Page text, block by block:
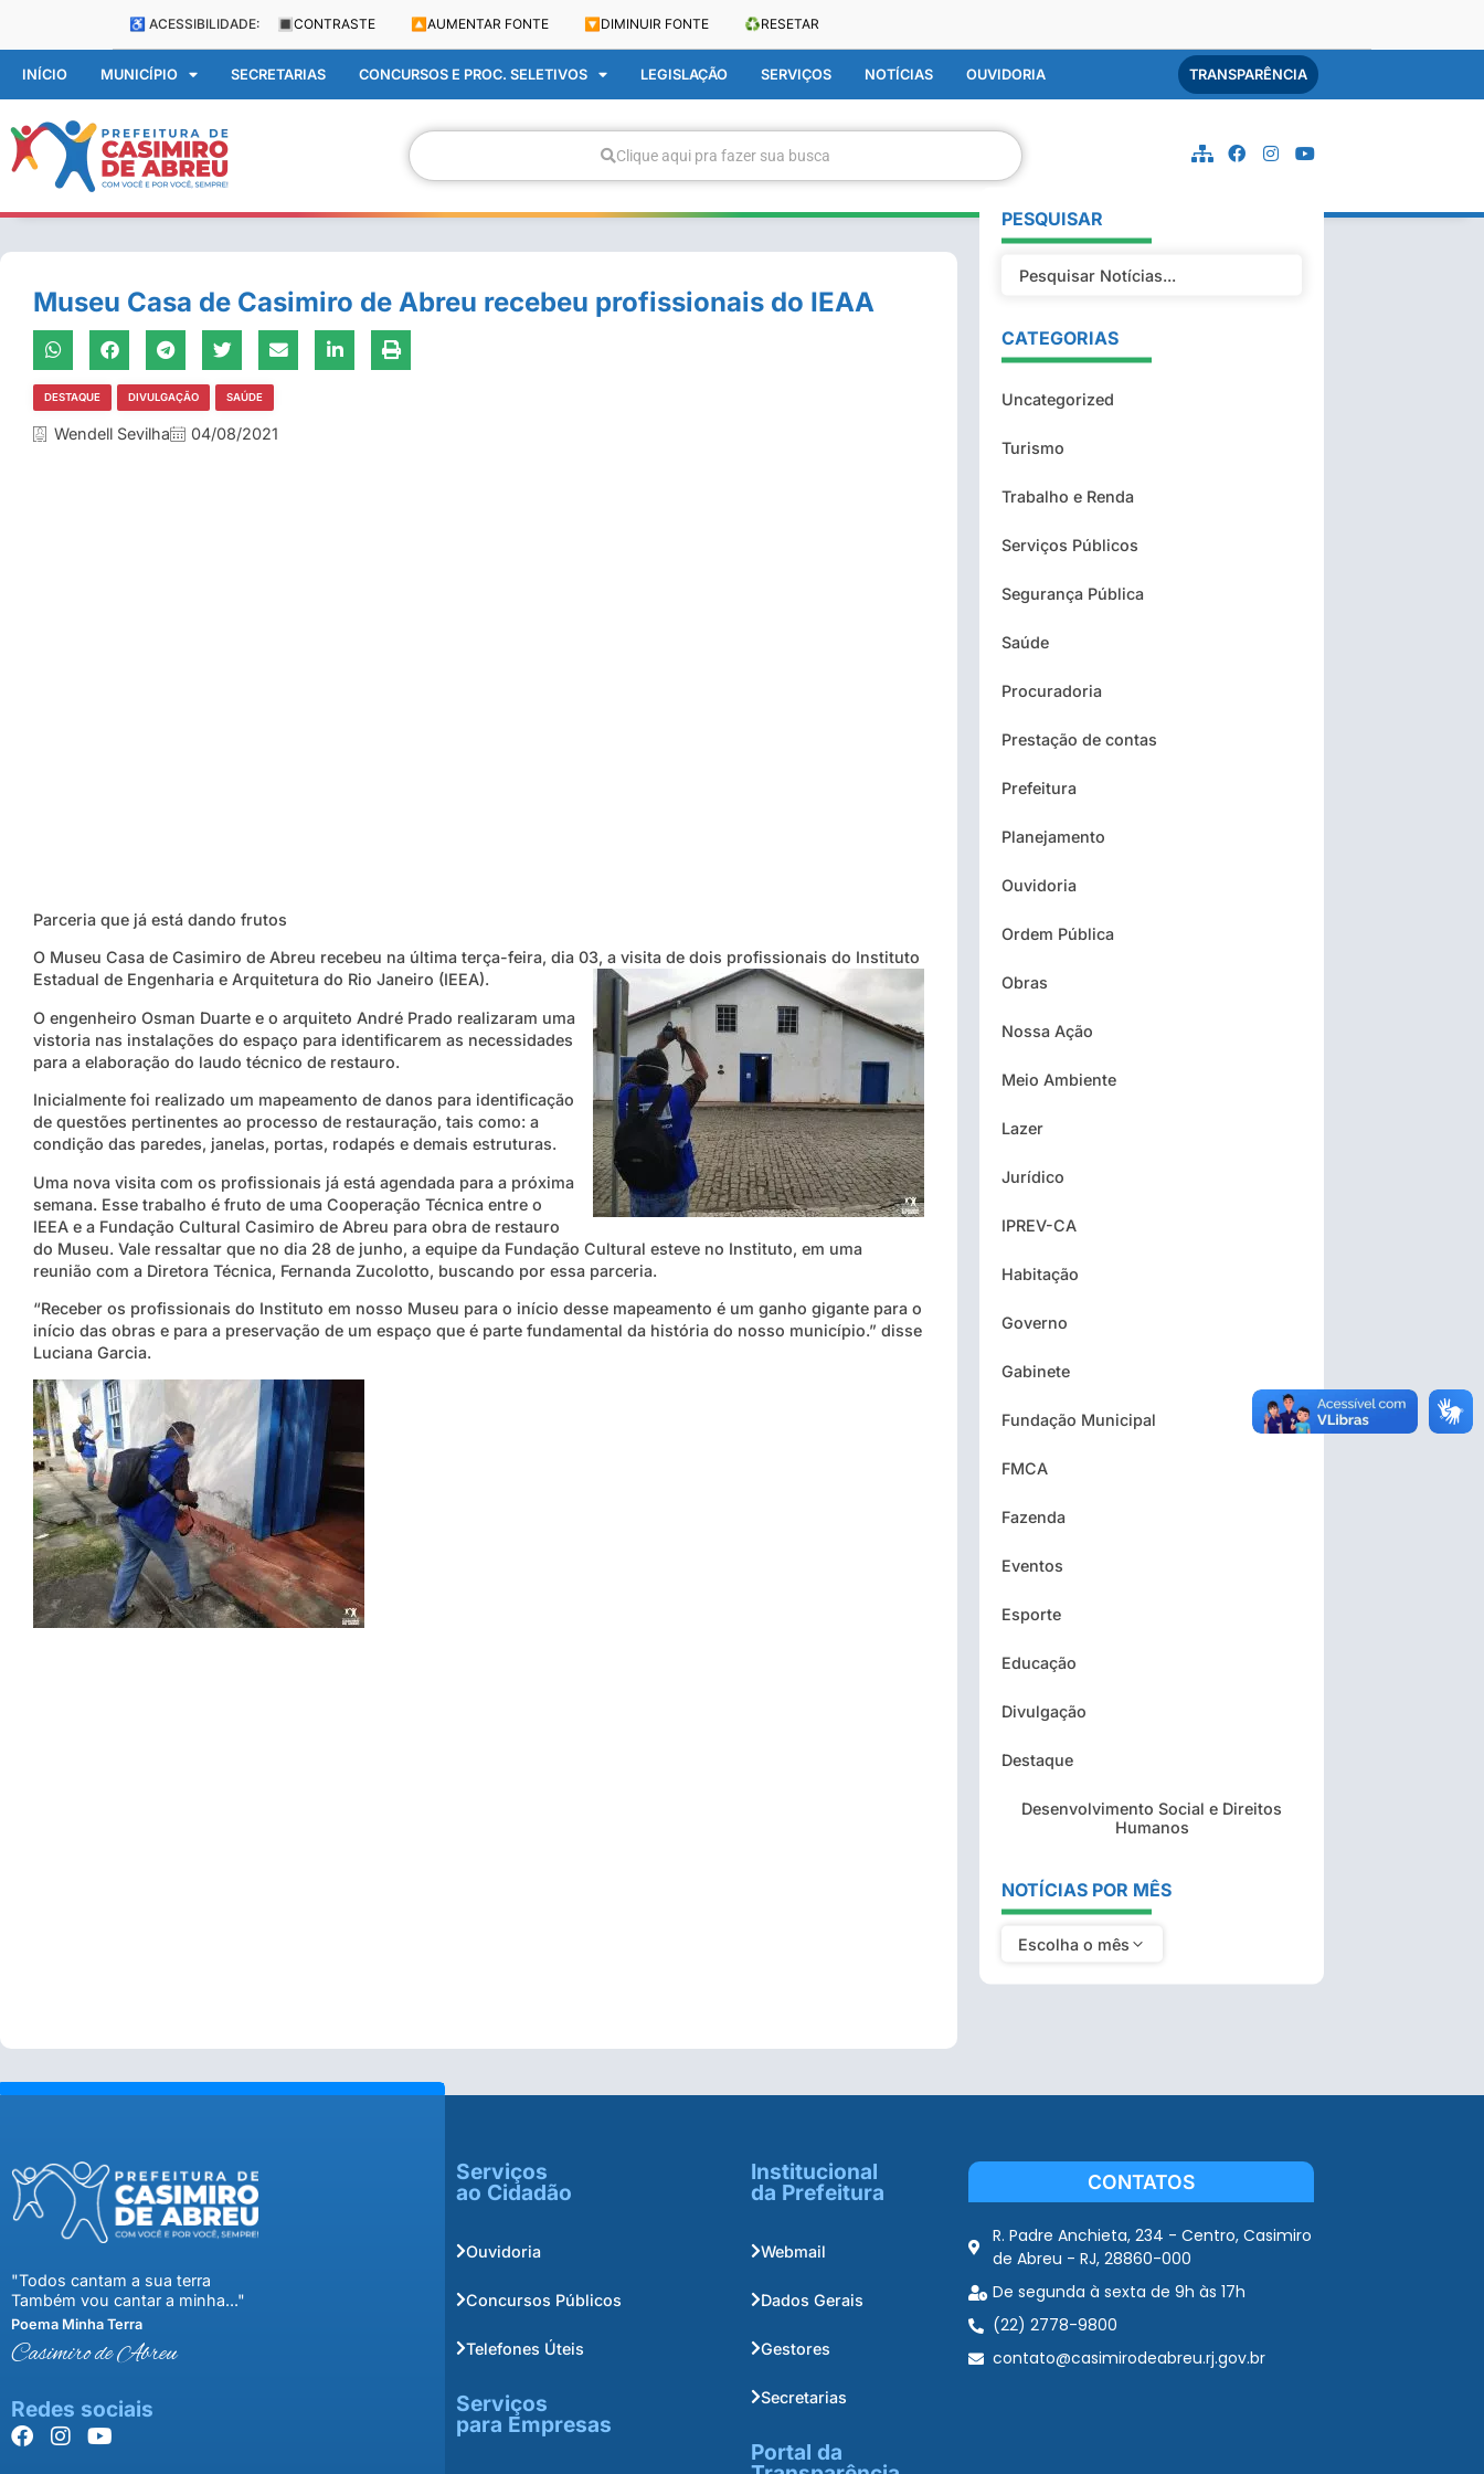
♿ ACESSIBILIDADE: 🔳 CONTRASTE 🔼 AUMENTAR FONTE 🔽 DIMINUIR FONTE ♻️RESETAR
INÍCIO MUNICÍPIO SECRETARIAS CONCURSOS E PROC. SELETIVOS LEGISLAÇÃO SERVIÇOS NOTÍCIAS OUVIDORIA TRANSPARÊNCIA
Clique aqui pra fazer sua busca
Museu Casa de Casimiro de Abreu recebeu profissionais do IEAA
DESTAQUE DIVULGAÇÃO SAÚDE
Wendell Sevilha 04/08/2021
Parceria que já está dando frutos
O Museu Casa de Casimiro de Abreu recebeu na última terça-feira, dia 03, a visita de dois profissionais do Instituto
Estadual de Engenharia e Arquitetura do Rio Janeiro (IEEA).
O engenheiro Osman Duarte e o arquiteto André Prado realizaram uma
vistoria nas instalações do espaço para identificarem as necessidades
para a elaboração do laudo técnico de restauro.
Inicialmente foi realizado um mapeamento de danos para identificação
de questões pertinentes ao processo de restauração, tais como: a
condição das paredes, janelas, portas, rodapés e demais estruturas.
Uma nova visita com os profissionais já está agendada para a próxima
semana. Esse trabalho é fruto de uma Cooperação Técnica entre o
IEEA e a Fundação Cultural Casimiro de Abreu para obra de restauro
do Museu. Vale ressaltar que no dia 28 de junho, a equipe da Fundação Cultural esteve no Instituto, em uma
reunião com a Diretora Técnica, Fernanda Zucolotto, buscando por essa parceria.
“Receber os profissionais do Instituto em nosso Museu para o início desse mapeamento é um ganho gigante para o
início das obras e para a preservação de um espaço que é parte fundamental da história do nosso município.” disse
Luciana Garcia.
PESQUISAR
CATEGORIAS
Uncategorized
Turismo
Trabalho e Renda
Serviços Públicos
Segurança Pública
Saúde
Procuradoria
Prestação de contas
Prefeitura
Planejamento
Ouvidoria
Ordem Pública
Obras
Nossa Ação
Meio Ambiente
Lazer
Jurídico
IPREV-CA
Habitação
Governo
Gabinete
Fundação Municipal
FMCA
Fazenda
Eventos
Esporte
Educação
Divulgação
Destaque
Desenvolvimento Social e Direitos
Humanos
NOTÍCIAS POR MÊS
Escolha o mês
"Todos cantam a sua terra
Também vou cantar a minha..."
Poema Minha Terra
Casimiro de Abreu
Redes sociais
Serviços
ao Cidadão
Ouvidoria
Concursos Públicos
Telefones Úteis
Serviços
para Empresas
Institucional
da Prefeitura
Webmail
Dados Gerais
Gestores
Secretarias
Portal da
CONTATOS
R. Padre Anchieta, 234 - Centro, Casimiro
de Abreu - RJ, 28860-000
De segunda à sexta de 9h às 17h
(22) 2778-9800
contato@casimirodeabreu.rj.gov.br